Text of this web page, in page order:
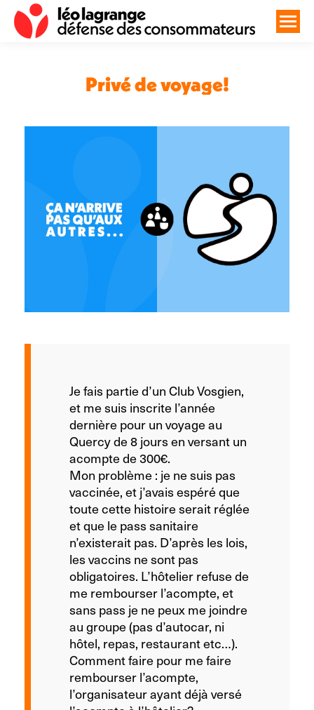
Privé de voyage!
Je fais partie d’un Club Vosgien,
et me suis inscrite l’année
dernière pour un voyage au
Quercy de 8 jours en versant un
acompte de 300€.
Mon problème : je ne suis pas
vaccinée, et j’avais espéré que
toute cette histoire serait réglée
et que le pass sanitaire
n’existerait pas. D’après les lois,
les vaccins ne sont pas
obligatoires. L’hôtelier refuse de
me rembourser l’acompte, et
sans pass je ne peux me joindre
au groupe (pas d’autocar, ni
hôtel, repas, restaurant etc…).
Comment faire pour me faire
rembourser l’acompte,
l’organisateur ayant déjà versé